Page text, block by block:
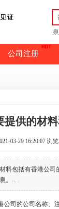
公司注册
提供的材
03-29 16:20:07 浏览
包括有香港公
。...
的公司名称、